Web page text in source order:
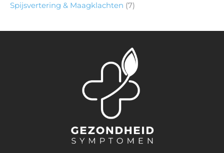
Spijsvertering & Maagklachten (7)